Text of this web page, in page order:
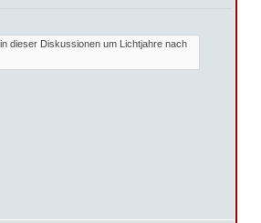
dieser Diskussionen um Lichtjahre nach